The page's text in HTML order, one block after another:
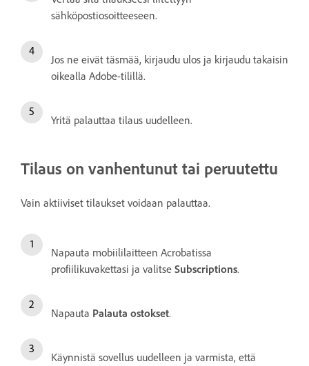
sähköpostiosoitteeseen.
Jos ne eivät täsmää, kirjaudu ulos ja kirjaudu takaisin
oikealla Adobe-tilillä.
Yritä palauttaa tilaus uudelleen.
Tilaus on vanhentunut tai peruutettu
Vain aktiiviset tilaukset voidaan palauttaa.
Napauta mobiililaitteen Acrobatissa
profiilikuvakettasi ja valitse Subscriptions.
Napauta Palauta ostokset.
Käynnistä sovellus uudelleen ja varmista, että